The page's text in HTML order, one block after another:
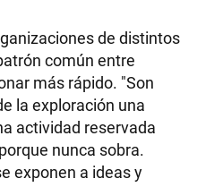
de distintos
común entre
más rápido. "Son
la exploración una
actividad reservada
nunca sobra.
exponen a ideas y